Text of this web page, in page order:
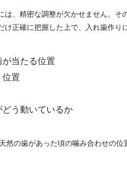
は、精密な調整が欠かせません。そ
正確に把握した上で、入れ歯作り
当たる位置
置
う動いているか
然の歯があった頃の噛み合わせの